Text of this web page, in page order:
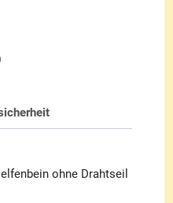
ohne Drahtseil